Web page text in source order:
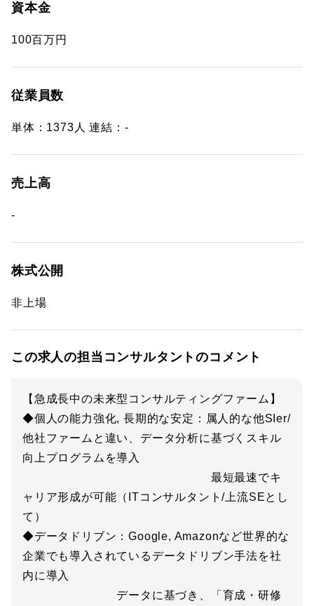
資本金
100百万円
従業員数
単体：1373人 連結：-
売上高
-
株式公開
非上場
この求人の担当コンサルタントのコメント
【急成長中の未来型コンサルティングファーム】
◆個人の能力強化, 長期的な安定：属人的な他SIer/
他社ファームと違い、データ分析に基づくスキル
向上プログラムを導入
最短最速でキ
ャリア形成が可能（ITコンサルタント/上流SEとし
て）
◆データドリブン：Google, Amazonなど世界的な
企業でも導入されているデータドリブン手法を社
内に導入
データに基づき、「育成・研修